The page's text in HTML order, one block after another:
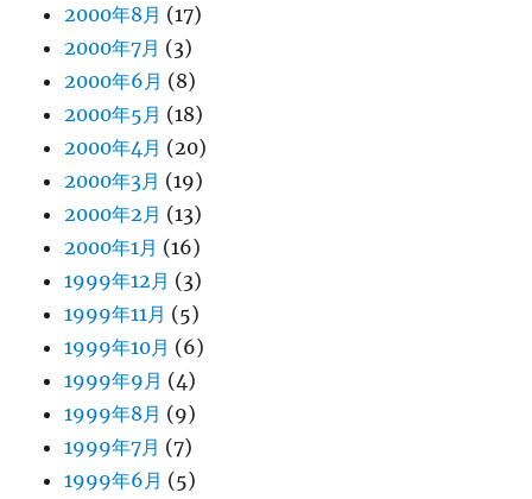
2000年8月 (17)
2000年7月 (3)
2000年6月 (8)
2000年5月 (18)
2000年4月 (20)
2000年3月 (19)
2000年2月 (13)
2000年1月 (16)
1999年12月 (3)
1999年11月 (5)
1999年10月 (6)
1999年9月 (4)
1999年8月 (9)
1999年7月 (7)
1999年6月 (5)